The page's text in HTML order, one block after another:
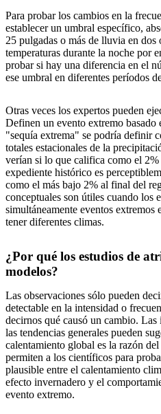
Para probar los cambios en la
establecer un umbral específico,
25 pulgadas o más de lluvia en dos
temperaturas durante la noche por
probar si hay una diferencia en el
ese umbral en diferentes períodos
Otras veces los expertos pueden
Definen un evento extremo
"sequía extrema" se podría definir
totales estacionales de la
verían si lo que califica como el
expediente histórico es
como el más bajo 2% al final del
conceptuales son útiles cuando los
simultáneamente eventos extremos
tener diferentes climas.
¿Por qué los estudios de
modelos?
Las observaciones sólo pueden
detectable en la intensidad o
decirnos qué causó un cambio.
las tendencias generales pueden
calentamiento global es la razón
permiten a los científicos para
plausible entre el calentamiento
efecto invernadero y el
evento extremo.